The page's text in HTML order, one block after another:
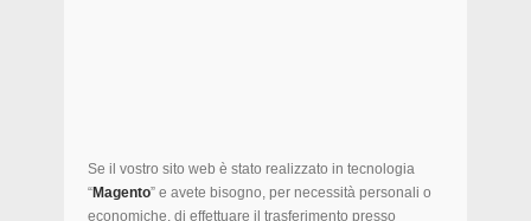
Se il vostro sito web è stato realizzato in tecnologia
“Magento” e avete bisogno, per necessità personali o
economiche, di effettuare il trasferimento presso